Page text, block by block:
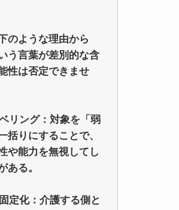
のような理由から
う言葉が差別的な含
性は否定できませ
リング：対象を「弱
括りにすることで、
や能力を無視してし
ある。
定化：介護する側と